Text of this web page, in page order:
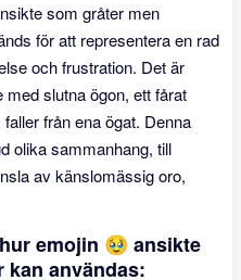
som gråter men
för att representera en rad
och frustration. Det är
slutna ögon, ett fårat
från ena ögat. Denna
olika sammanhang, till
av känslomässig oro,
emojin 🥹 ansikte
användas: